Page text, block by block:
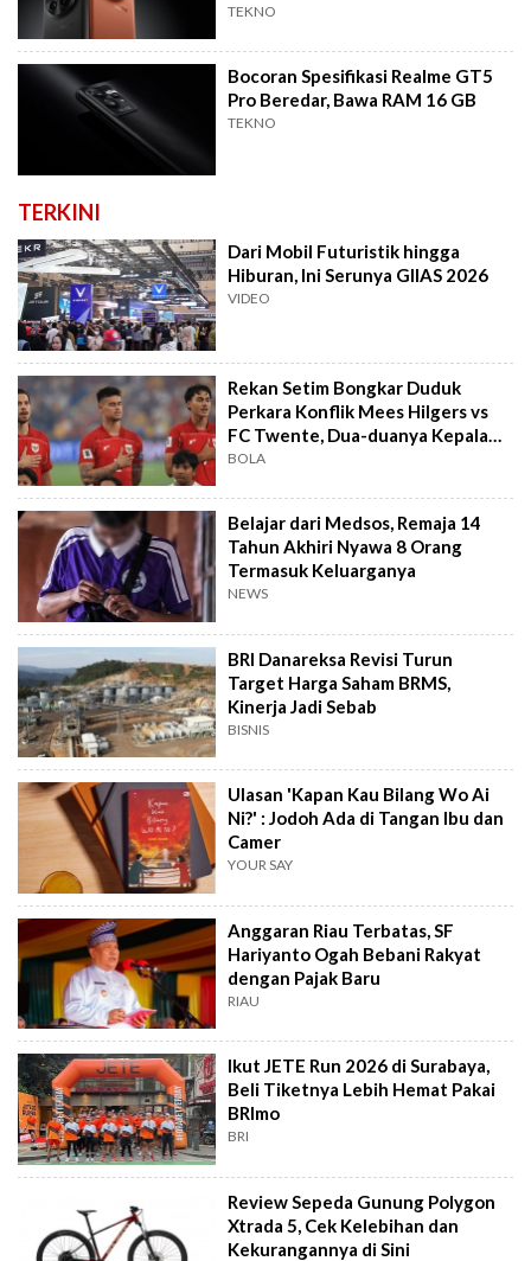
TEKNO
Bocoran Spesifikasi Realme GT5
Pro Beredar, Bawa RAM 16 GB
TEKNO
TERKINI
Dari Mobil Futuristik hingga
Hiburan, Ini Serunya GIIAS 2026
VIDEO
Rekan Setim Bongkar Duduk
Perkara Konflik Mees Hilgers vs
FC Twente, Dua-duanya Kepala
Batu
BOLA
Belajar dari Medsos, Remaja 14
Tahun Akhiri Nyawa 8 Orang
Termasuk Keluarganya
NEWS
BRI Danareksa Revisi Turun
Target Harga Saham BRMS,
Kinerja Jadi Sebab
BISNIS
Ulasan 'Kapan Kau Bilang Wo Ai
Ni?' : Jodoh Ada di Tangan Ibu dan
Camer
YOUR SAY
Anggaran Riau Terbatas, SF
Hariyanto Ogah Bebani Rakyat
dengan Pajak Baru
RIAU
Ikut JETE Run 2026 di Surabaya,
Beli Tiketnya Lebih Hemat Pakai
BRImo
BRI
Review Sepeda Gunung Polygon
Xtrada 5, Cek Kelebihan dan
Kekurangannya di Sini